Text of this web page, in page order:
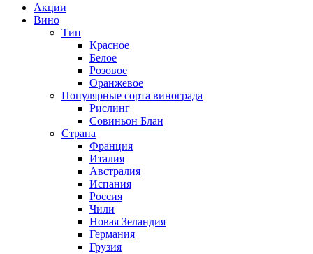
Акции
Вино
Тип
Красное
Белое
Розовое
Оранжевое
Популярные сорта винограда
Рислинг
Совиньон Блан
Страна
Франция
Италия
Австралия
Испания
Россия
Чили
Новая Зеландия
Германия
Грузия